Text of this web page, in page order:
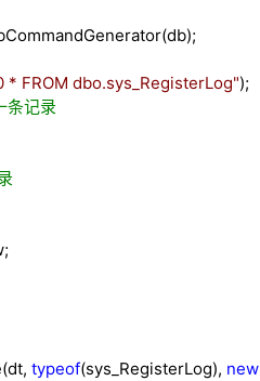
* FROM dbo.sys_RegisterLog");
条记录
typeof(sys_RegisterLog), new